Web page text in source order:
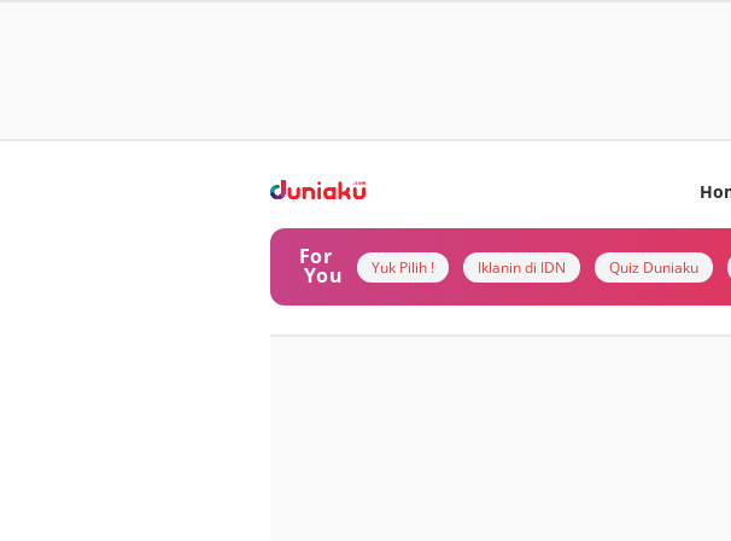
For
You Yuk Pilih ! Iklanin di IDN Quiz Duniaku